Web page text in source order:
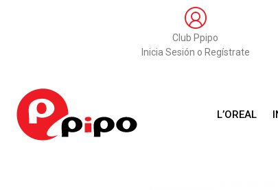
Club Ppipo
Inicia Sesión o Regístrate
L’OREAL